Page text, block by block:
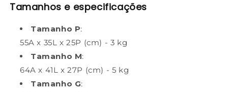
Tamanhos e especificações
Tamanho P:
55A x 35L x 25P (cm) - 3 kg
Tamanho M:
64A x 41L x 27P (cm) - 5 kg
Tamanho G: